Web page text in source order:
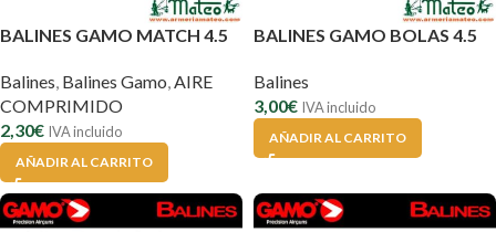
BALINES GAMO MATCH 4.5
Balines, Balines Gamo,AIRE
COMPRIMIDO
2,30€ IVA incluido
AÑADIR AL CARRITO
BALINES GAMO BOLAS 4.5
Balines
3,00€ IVA incluido
AÑADIR AL CARRITO